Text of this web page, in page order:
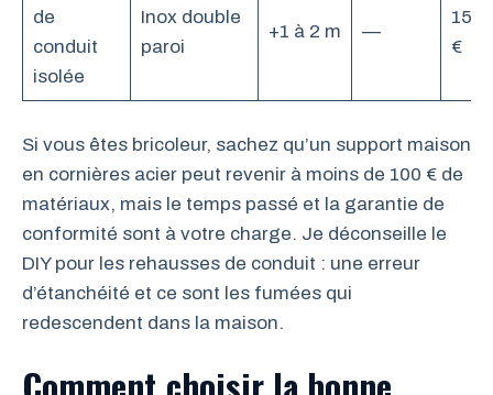
de
conduit
isolée
Inox double
paroi
+1 à 2 m —
€
Si vous êtes bricoleur, sachez qu’un support maison
en cornières acier peut revenir à moins de 100 € de
matériaux, mais le temps passé et la garantie de
conformité sont à votre charge. Je déconseille le
DIY pour les rehausses de conduit : une erreur
d’étanchéité et ce sont les fumées qui
redescendent dans la maison.